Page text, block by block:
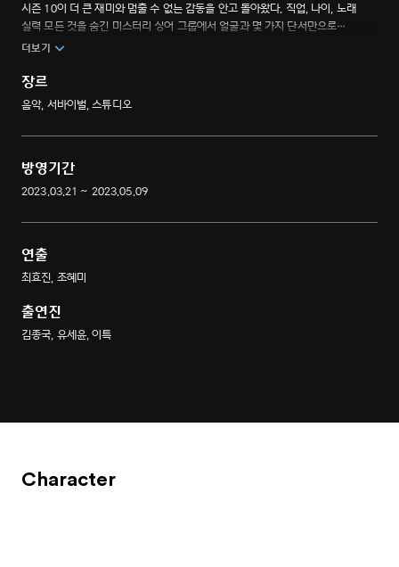
시즌 10이 더 큰 재미와 멈출 수 없는 감동을 안고 돌아왔다. 직업, 나이, 노래
실력 모든 것을 숨긴 미스터리 싱어 그룹에서 얼굴과 몇 가지 단서만으로
실력자인지 음치인지 가려내는 미션, 이번엔 잘 찾아낼 수 있을까? ‘김종국’,
더보기
장르
음악, 서바이벌, 스튜디오
방영기간
2023.03.21 ~ 2023.05.09
연출
최효진, 조혜미
출연진
김종국, 유세윤, 이특
Character